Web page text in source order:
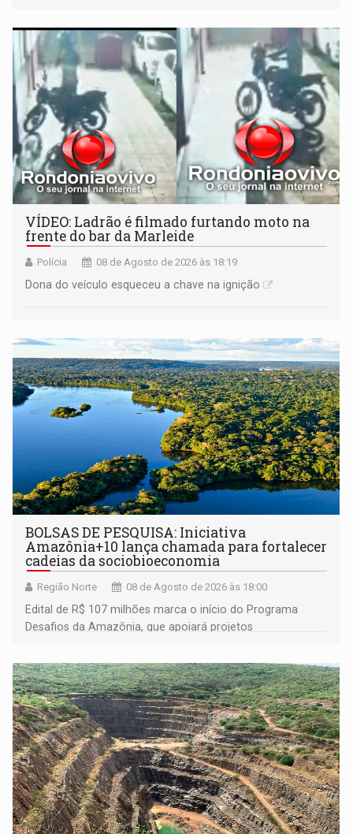
VÍDEO: Ladrão é filmado furtando moto na
frente do bar da Marleide
Polícia 08 de Agosto de 2026 às 18:19
Dona do veículo esqueceu a chave na ignição
BOLSAS DE PESQUISA: Iniciativa
Amazônia+10 lança chamada para fortalecer
cadeias da sociobioeconomia
Região Norte 08 de Agosto de 2026 às 18:00
Edital de R$ 107 milhões marca o início do Programa
Desafios da Amazônia, que apoiará projetos
submissão de pré-propostas poderá ser feita até 1º de
setembro